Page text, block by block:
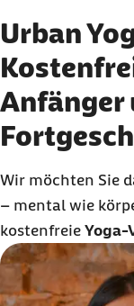
Urban
Anfänger
Wir möchten Sie
– mental wie
kostenfreie Yoga-